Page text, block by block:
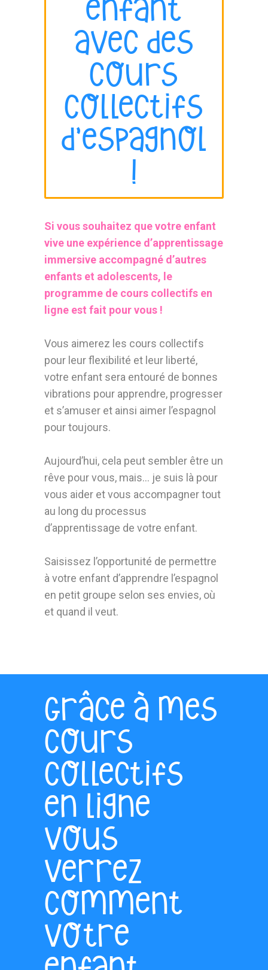
enfant
avec des
cours
collectifs
d’espagnol
!
Si vous souhaitez que votre enfant
vive une expérience d’apprentissage
immersive accompagné d’autres
enfants et adolescents, le
programme de cours collectifs en
ligne est fait pour vous !
Vous aimerez les cours collectifs
pour leur flexibilité et leur liberté,
votre enfant sera entouré de bonnes
vibrations pour apprendre, progresser
et s’amuser et ainsi aimer l’espagnol
pour toujours.
Aujourd’hui, cela peut sembler être un
rêve pour vous, mais… je suis là pour
vous aider et vous accompagner tout
au long du processus
d’apprentissage de votre enfant.
Saisissez l’opportunité de permettre
à votre enfant d’apprendre l’espagnol
en petit groupe selon ses envies, où
et quand il veut.
Grâce à mes
cours
collectifs
en ligne
vous
verrez
comment
votre